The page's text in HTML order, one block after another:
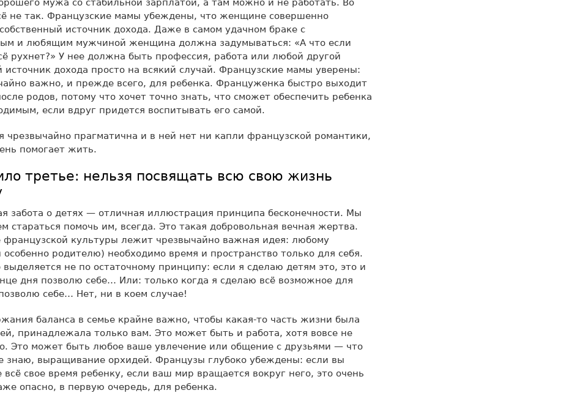
мужа со стабильной зарплатой, а там можно и не работать. Во
не так. Французские мамы убеждены, что женщине совершенно
источник дохода. Даже в самом удачном браке с
и любящим мужчиной женщина должна задумываться: «А что если
рухнет?» У нее должна быть профессия, работа или любой другой
источник дохода просто на всякий случай. Французские мамы уверены:
важно, и прежде всего, для ребенка. Француженка быстро выходит
родов, потому что хочет точно знать, что сможет обеспечить ребенка
если вдруг придется воспитывать его самой.
чрезвычайно прагматична и в ней нет ни капли французской романтики,
помогает жить.
третье: нельзя посвящать всю свою жизнь
забота о детях — отличная иллюстрация принципа бесконечности. Мы
стараться помочь им, всегда. Это такая добровольная вечная жертва.
французской культуры лежит чрезвычайно важная идея: любому
особенно родителю) необходимо время и пространство только для себя.
не по остаточному принципу: если я сделаю детям это, это и
дня позволю себе… Или: только когда я сделаю всё возможное для
себе… Нет, ни в коем случае!
баланса в семье крайне важно, чтобы какая-то часть жизни была
принадлежала только вам. Это может быть и работа, хотя вовсе не
Это может быть любое ваше увлечение или общение с друзьями — что
знаю, выращивание орхидей. Французы глубоко убеждены: если вы
всё свое время ребенку, если ваш мир вращается вокруг него, это очень
опасно, в первую очередь, для ребенка.